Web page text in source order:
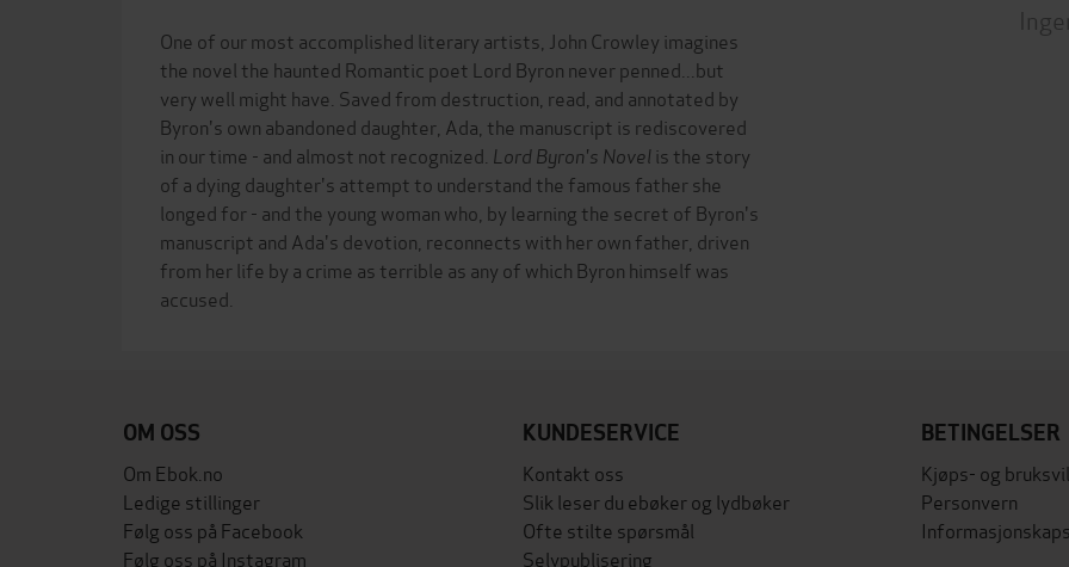
One of our most accomplished literary artists, John Crowley imagines
the novel the haunted Romantic poet Lord Byron never penned...but
very well might have. Saved from destruction, read, and annotated by
Byron's own abandoned daughter, Ada, the manuscript is rediscovered
in our time - and almost not recognized. Lord Byron's Novelis the story
of a dying daughter's attempt to understand the famous father she
longed for - and the young woman who, by learning the secret of Byron's
manuscript and Ada's devotion, reconnects with her own father, driven
from her life by a crime as terrible as any of which Byron himself was
OM OSS
Om Ebok.no
Ledige stillinger
Følg oss på Facebook
Følg oss på Instagram
KUNDESERVICE
Kontakt oss
Slik leser du ebøker og lydbøker
Ofte stilte spørsmål
Selvpublisering
BETINGELSER
Kjøps- og
Personvern